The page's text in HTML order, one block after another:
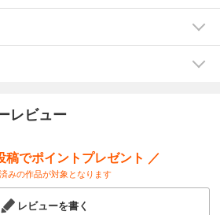
レビュー
稿でポイントプレゼント ／
みの作品が対象となります
レビューを書く